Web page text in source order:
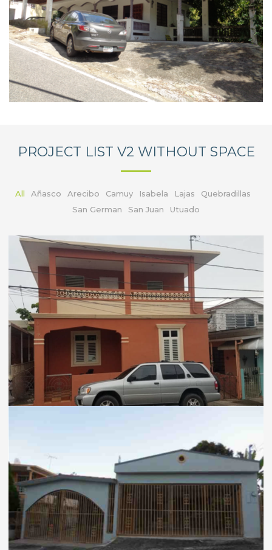
PROJECT LIST V2 WITHOUT SPACE
All Añasco Arecibo Camuy Isabela Lajas
Quebradillas
San German
San Juan Utuado